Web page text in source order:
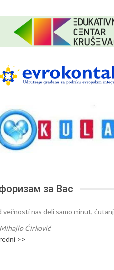
за Вас
večnosti nas deli samo minut,
Mihajlo Ćirković
>>